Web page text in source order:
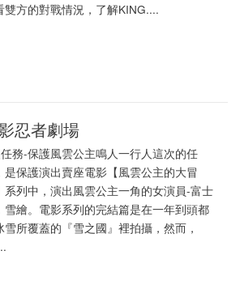
雙方的對戰情況，了解KING....
忍者劇場
務-保護風雲公主鳴人一行人這次的任
是保護演出賣座電影【風雲公主的大冒
系列中，演出風雲公主一角的女演員-富士
雪繪。電影系列的完結篇是在一年到頭都
雪所覆蓋的『雪之國』裡拍攝，然而，